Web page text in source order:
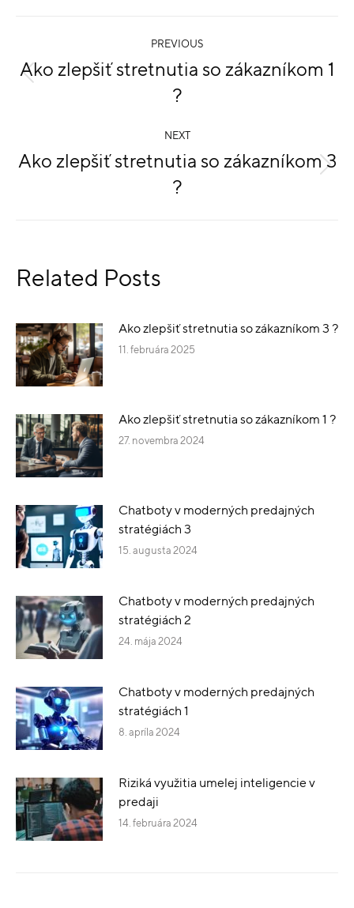
PREVIOUS
Ako zlepšiť stretnutia so zákazníkom 1
?
NEXT
Ako zlepšiť stretnutia so zákazníkom 3
?
Related Posts
Ako zlepšiť stretnutia so zákazníkom 3 ?
11. februára 2025
Ako zlepšiť stretnutia so zákazníkom 1 ?
27. novembra 2024
Chatboty v moderných predajných
stratégiách 3
15. augusta 2024
Chatboty v moderných predajných
stratégiách 2
24. mája 2024
Chatboty v moderných predajných
stratégiách 1
8. apríla 2024
Riziká využitia umelej inteligencie v
predaji
14. februára 2024